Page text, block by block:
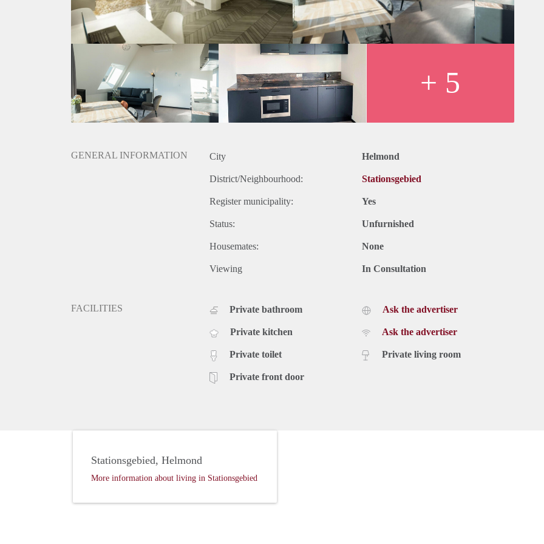
+ 5
GENERAL INFORMATION City Helmond
District/Neighbourhood: Stationsgebied
Register municipality: Yes
Status: Unfurnished
Housemates: None
Viewing In Consultation
FACILITIES Private bathroom
Private kitchen
Private toilet
Private front door
Ask the advertiser
Ask the advertiser
Private living room
Stationsgebied, Helmond
More information about living in Stationsgebied